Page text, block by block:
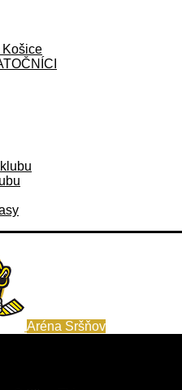
Košice
Aréna Sršňov